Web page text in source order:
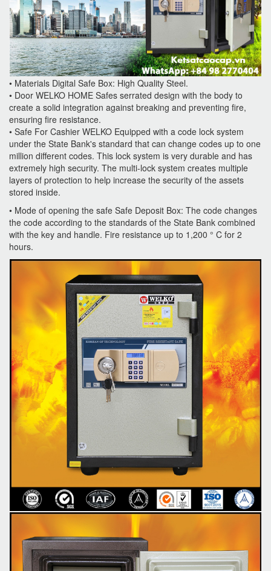
• Materials Digital Safe Box: High Quality Steel.
• Door WELKO HOME Safes serrated design with the body to
create a solid integration against breaking and preventing fire,
ensuring fire resistance.
• Safe For Cashier WELKO Equipped with a code lock system
under the State Bank's standard that can change codes up to one
million different codes. This lock system is very durable and has
extremely high security. The multi-lock system creates multiple
layers of protection to help increase the security of the assets
stored inside.
• Mode of opening the safe Safe Deposit Box: The code changes
the code according to the standards of the State Bank combined
with the key and handle. Fire resistance up to 1,200 ° C for 2
hours.